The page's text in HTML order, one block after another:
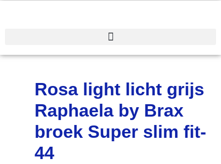
Rosa light licht grijs
Raphaela by Brax
broek Super slim fit-
44